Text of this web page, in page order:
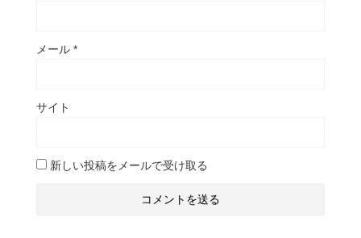
メール *
サイト
新しい投稿をメールで受け取る